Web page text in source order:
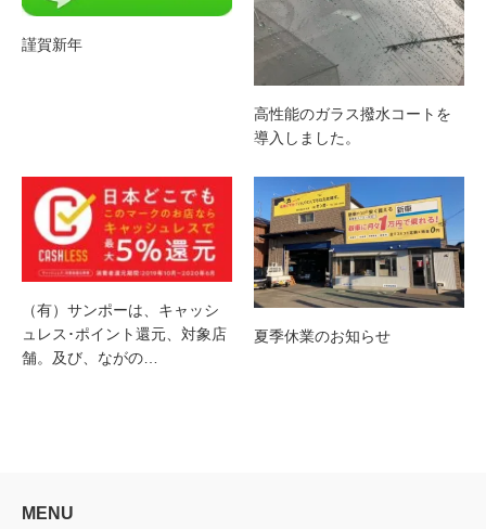
謹賀新年
高性能のガラス撥水コートを
導入しました。
（有）サンポーは、キャッシ
ュレス･ポイント還元、対象店
舗。及び、ながの…
夏季休業のお知らせ
MENU